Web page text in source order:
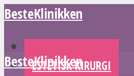
BesteKlinikken
ESTETISK KIRURGI
BesteKlinikken